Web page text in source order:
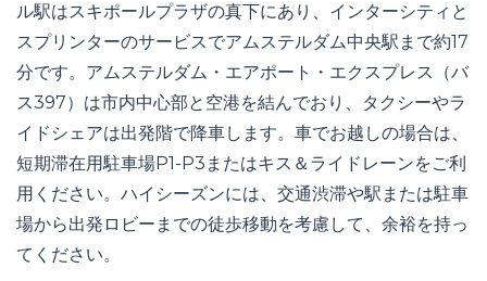
ル駅はスキポールプラザの真下にあり、インターシティと
スプリンターのサービスでアムステルダム中央駅まで約17
分です。アムステルダム・エアポート・エクスプレス（バ
ス397）は市内中心部と空港を結んでおり、タクシーやラ
イドシェアは出発階で降車します。車でお越しの場合は、
短期滞在用駐車場P1-P3またはキス＆ライドレーンをご利
用ください。ハイシーズンには、交通渋滞や駅または駐車
場から出発ロビーまでの徒歩移動を考慮して、余裕を持っ
てください。